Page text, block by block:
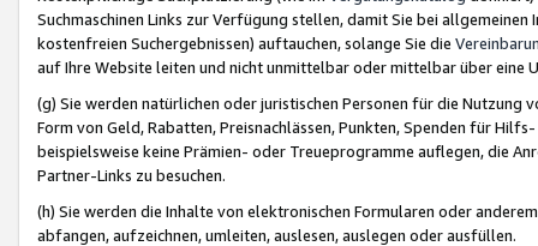
Suchmaschinen Links zur Verfügung stellen, damit Sie bei
kostenfreien Suchergebnissen) auftauchen, solange Sie die
auf Ihre Website leiten und nicht unmittelbar oder mittelbar über eine
(g) Sie werden natürlichen oder juristischen Personen für die Nutzung
Form von Geld, Rabatten, Preisnachlässen, Punkten, Spenden für
beispielsweise keine Prämien- oder Treueprogramme auflegen, die
Partner-Links zu besuchen.
(h) Sie werden die Inhalte von elektronischen Formularen oder
abfangen, aufzeichnen, umleiten, auslesen, auslegen oder ausfüllen.